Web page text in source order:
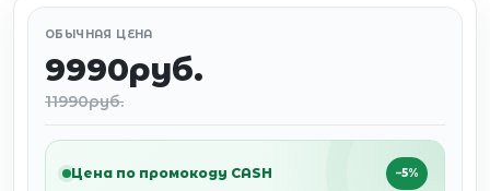
ОБЫЧНАЯ ЦЕНА
9990руб.
11990руб.
Цена по промокоду CASH −5%